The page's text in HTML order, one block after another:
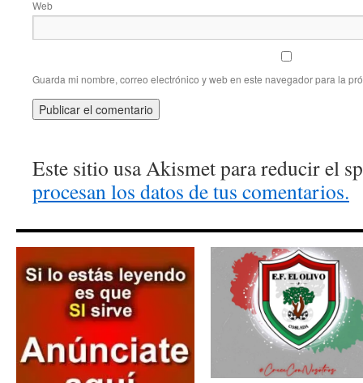
Web
Guarda mi nombre, correo electrónico y web en este navegador para la
Este sitio usa Akismet para reducir el
procesan los datos de tus comentarios.